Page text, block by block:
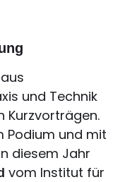
und Technik
Kurzvorträgen.
Podium und mit
diesem Jahr
vom Institut für